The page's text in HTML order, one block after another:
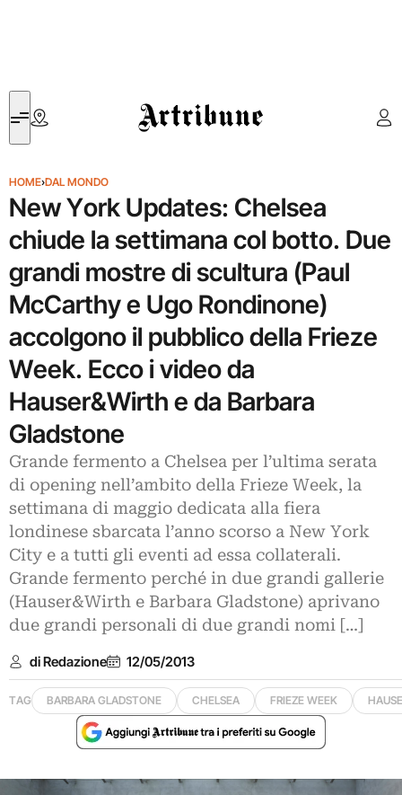
Artribune
HOME›DAL MONDO
New York Updates: Chelsea
chiude la settimana col botto. Due
grandi mostre di scultura (Paul
McCarthy e Ugo Rondinone)
accolgono il pubblico della Frieze
Week. Ecco i video da
Hauser&Wirth e da Barbara
Gladstone
Grande fermento a Chelsea per l’ultima serata
di opening nell’ambito della Frieze Week, la
settimana di maggio dedicata alla fiera
londinese sbarcata l’anno scorso a New York
City e a tutti gli eventi ad essa collaterali.
Grande fermento perché in due grandi gallerie
(Hauser&Wirth e Barbara Gladstone) aprivano
due grandi personali di due grandi nomi […]
di Redazione 12/05/2013
TAG BARBARA GLADSTONE CHELSEA FRIEZE WEEK